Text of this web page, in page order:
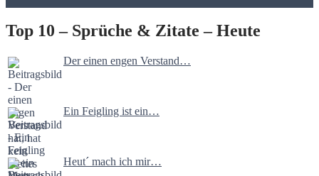
Top 10 – Sprüche & Zitate – Heute
Der einen engen Verstand…
Ein Feigling ist ein…
Heut´ mach ich mir…